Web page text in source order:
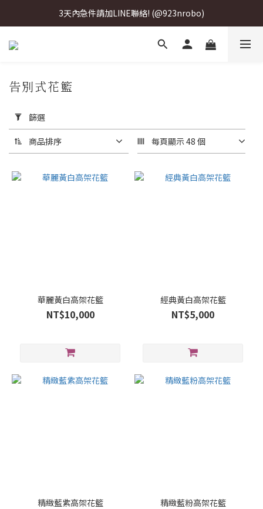
3天內急件請加LINE聯絡! (@923nrobo)
3天內急件請加LINE聯絡! (@923nrobo)
3天內急件請加LINE聯絡! (@923nrobo)
用
篩
選
(0/20)
價格
告別式花籃
篩選
商品排序 每頁顯示 48 個
華麗黃白高架花籃
NT$10,000
經典黃白高架花籃
NT$5,000
精緻藍紫高架花籃 精緻藍粉高架花籃